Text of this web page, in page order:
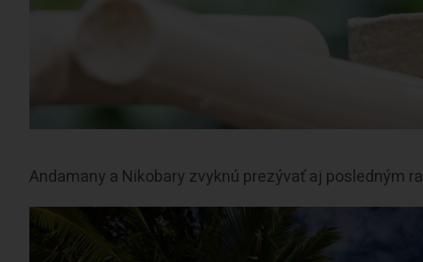
Andamany a Nikobary zvyknú prezývať aj posledným